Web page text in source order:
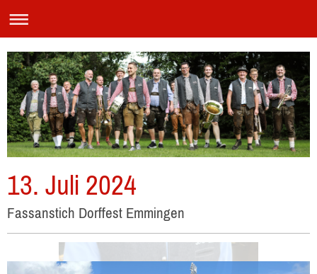
13. Juli 2024
Fassanstich Dorffest Emmingen